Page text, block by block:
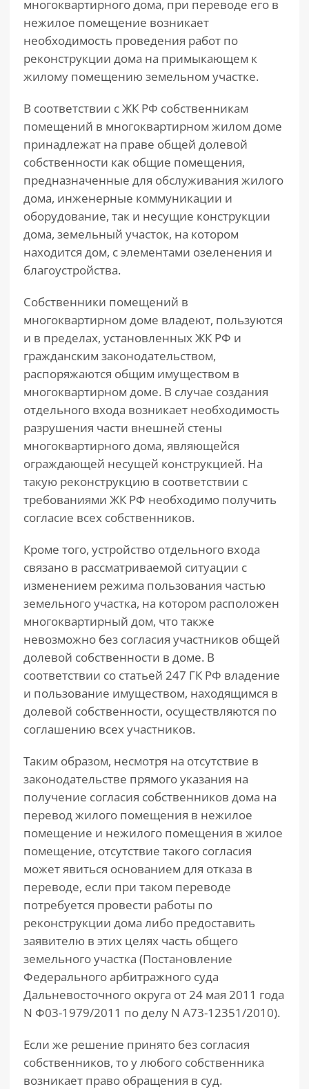
многоквартирного дома, при переводе его в
нежилое помещение возникает
необходимость проведения работ по
реконструкции дома на примыкающем к
жилому помещению земельном участке.
В соответствии с ЖК РФ собственникам
помещений в многоквартирном жилом доме
принадлежат на праве общей долевой
собственности как общие помещения,
предназначенные для обслуживания жилого
дома, инженерные коммуникации и
оборудование, так и несущие конструкции
дома, земельный участок, на котором
находится дом, с элементами озеленения и
благоустройства.
Собственники помещений в
многоквартирном доме владеют, пользуются
и в пределах, установленных ЖК РФ и
гражданским законодательством,
распоряжаются общим имуществом в
многоквартирном доме. В случае создания
отдельного входа возникает необходимость
разрушения части внешней стены
многоквартирного дома, являющейся
ограждающей несущей конструкцией. На
такую реконструкцию в соответствии с
требованиями ЖК РФ необходимо получить
согласие всех собственников.
Кроме того, устройство отдельного входа
связано в рассматриваемой ситуации с
изменением режима пользования частью
земельного участка, на котором расположен
многоквартирный дом, что также
невозможно без согласия участников общей
долевой собственности в доме. В
соответствии со статьей 247 ГК РФ владение
и пользование имуществом, находящимся в
долевой собственности, осуществляются по
соглашению всех участников.
Таким образом, несмотря на отсутствие в
законодательстве прямого указания на
получение согласия собственников дома на
перевод жилого помещения в нежилое
помещение и нежилого помещения в жилое
помещение, отсутствие такого согласия
может явиться основанием для отказа в
переводе, если при таком переводе
потребуется провести работы по
реконструкции дома либо предоставить
заявителю в этих целях часть общего
земельного участка (Постановление
Федерального арбитражного суда
Дальневосточного округа от 24 мая 2011 года
N Ф03-1979/2011 по делу N А73-12351/2010).
Если же решение принято без согласия
собственников, то у любого собственника
возникает право обращения в суд.